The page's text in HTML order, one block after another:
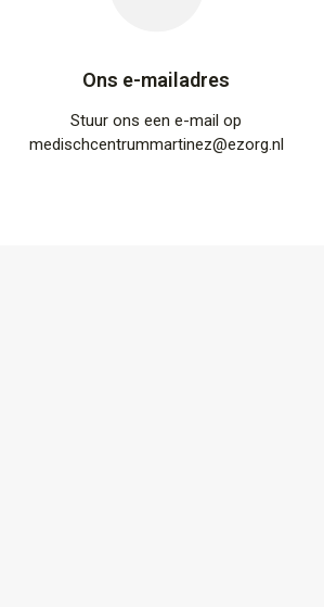
Ons e-mailadres
Stuur ons een e-mail op
medischcentrummartinez@ezorg.nl